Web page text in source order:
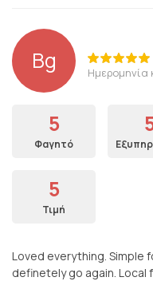
Bg
5
Φαγητό
5
Τιμή
Loved everything. Simple
definetely go again.